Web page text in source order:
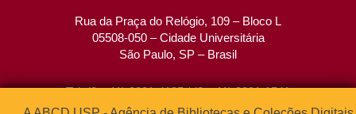
Rua da Praça do Relógio, 109 – Bloco L
05508-050 – Cidade Universitária
São Paulo, SP – Brasil
Tel: (0xx11) 3091-4195 / (0xx11) 3091-1541
Fax: (0xx11) 3091-1567